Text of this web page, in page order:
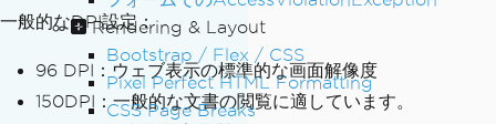
Rendering & Layout
Bootstrap / Flex / CSS
Pixel Perfect HTML Formatting
CSS Page Breaks
一般的なDPI設定：
96 DPI：ウェブ表示の標準的な画面解像度
150DPI：一般的な文書の閲覧に適しています。